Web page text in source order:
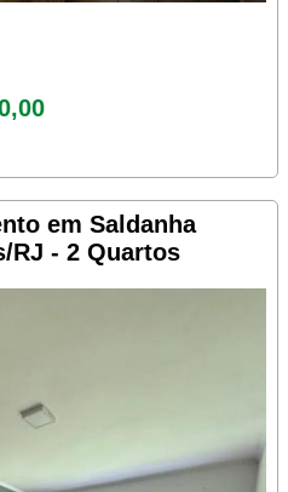
em Saldanha
RJ - 2 Quartos